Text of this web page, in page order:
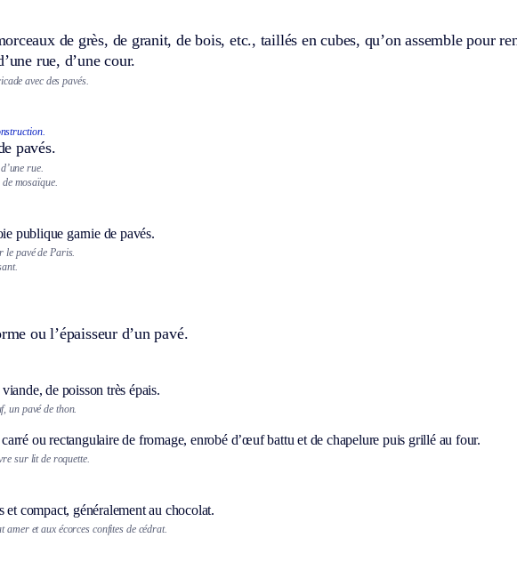
de grès, de granit, de bois, etc., taillés en cubes, qu’on assemble pour
rue, d’une cour.
avec des pavés.
pavés.
rue.
mosaïque.
publique garnie de pavés.
le pavé de Paris.
ou l’épaisseur d’un pavé.
de poisson très épais.
un pavé de thon.
ou rectangulaire de fromage, enrobé d’œuf battu et de chapelure puis grillé au four.
sur lit de roquette.
et compact, généralement au chocolat.
amer et aux écorces confites de cédrat.